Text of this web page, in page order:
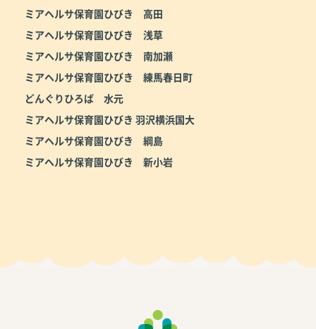
ミアヘルサ保育園ひびき 高田
ミアヘルサ保育園ひびき 浅草
ミアヘルサ保育園ひびき 南加瀬
ミアヘルサ保育園ひびき 練馬春日町
どんぐりひろば 水元
ミアヘルサ保育園ひびき 羽沢横浜国大
ミアヘルサ保育園ひびき 綱島
ミアヘルサ保育園ひびき 新小岩